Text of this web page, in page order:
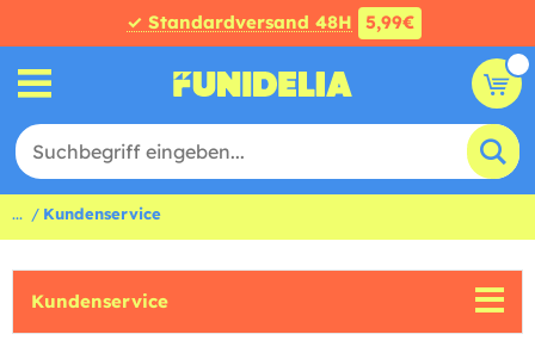
✓ Standardversand 48H 5,99€
... Kundenservice
Kundenservice